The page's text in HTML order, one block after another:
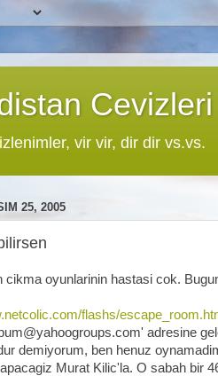
Cevizleri
vir vir, dir dir vs.vs.
25, 2005
cikma oyunlarinin hastasi cok.
flashs/
adresine
demiyorum, ben henuz
Murat Kilic'la. O sabah bir